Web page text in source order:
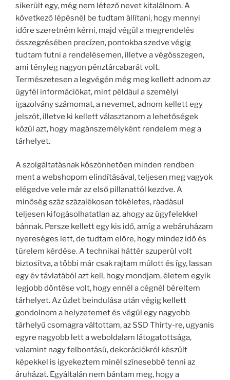
sikerült egy, még nem létező nevet kitalálnom. A
következő lépésnél be tudtam állítani, hogy mennyi
időre szeretném kérni, majd végül a megrendelés
összegzésében precízen, pontokba szedve végig
tudtam futni a rendelésemen, illetve a végösszegen,
ami tényleg nagyon pénztárcabarát volt.
Természetesen a legvégén még meg kellett adnom az
ügyfél információkat, mint például a személyi
igazolvány számomat, a nevemet, adnom kellett egy
jelszót, illetve ki kellett választanom a lehetőségek
közül azt, hogy magánszemélyként rendelem meg a
tárhelyet.
A szolgáltatásnak köszönhetően minden rendben
ment a webshopom elindításával, teljesen meg vagyok
elégedve vele már az első pillanattól kezdve. A
minőség száz százalékosan tökéletes, ráadásul
teljesen kifogásolhatatlan az, ahogy az ügyfelekkel
bánnak. Persze kellett egy kis idő, amíg a webáruházam
nyereséges lett, de tudtam előre, hogy mindez idő és
türelem kérdése. A technikai háttér szuperül volt
biztosítva, a többi már csak rajtam múlott és így, lassan
egy év távlatából azt kell, hogy mondjam, életem egyik
legjobb döntése volt, hogy ennél a cégnél béreltem
tárhelyet. Az üzlet beindulása után végig kellett
gondolnom a helyzetemet és végül egy nagyobb
tárhelyű csomagra váltottam, az SSD Thirty-re, ugyanis
egyre nagyobb lett a weboldalam látogatottsága,
valamint nagy felbontású, dekorációkról készült
képekkel is igyekeztem minél színesebbé tenni az
áruházat. Egyáltalán nem bántam meg, hogy a